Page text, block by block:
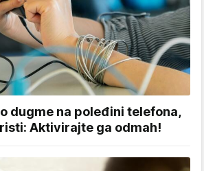
dugme na poleđini telefona,
Aktivirajte ga odmah!